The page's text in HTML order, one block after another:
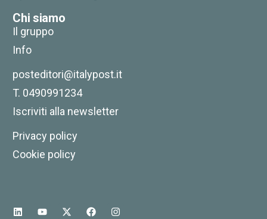
Chi siamo
Il gruppo
Info
posteditori@italypost.it
T. 0490991234
Iscriviti alla newsletter
Privacy policy
Cookie policy